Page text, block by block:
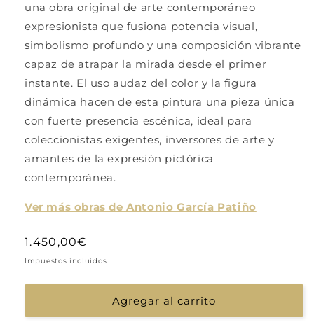
una obra original de arte contemporáneo
expresionista que fusiona potencia visual,
simbolismo profundo y una composición vibrante
capaz de atrapar la mirada desde el primer
instante. El uso audaz del color y la figura
dinámica hacen de esta pintura una pieza única
con fuerte presencia escénica, ideal para
coleccionistas exigentes, inversores de arte y
amantes de la expresión pictórica
contemporánea.
Ver más obras de Antonio García Patiño
Precio
habitual
1.450,00€
Impuestos incluidos.
Agregar al carrito